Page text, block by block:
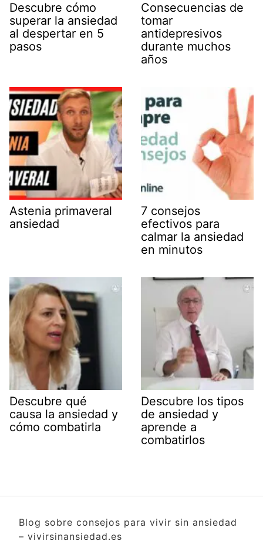
Descubre cómo
superar la ansiedad
al despertar en 5
pasos
Consecuencias de
tomar
antidepresivos
durante muchos
años
Astenia primaveral
ansiedad
7 consejos
efectivos para
calmar la ansiedad
en minutos
Descubre qué
causa la ansiedad y
cómo combatirla
Descubre los tipos
de ansiedad y
aprende a
combatirlos
Blog sobre consejos para vivir sin ansiedad
– vivirsinansiedad.es